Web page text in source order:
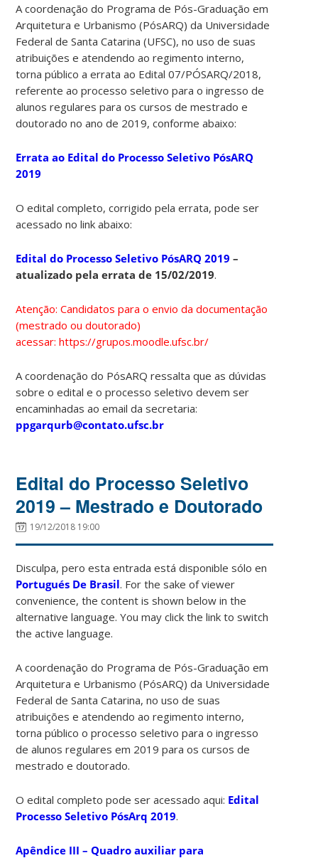
A coordenação do Programa de Pós-Graduação em
Arquitetura e Urbanismo (PósARQ) da Universidade
Federal de Santa Catarina (UFSC), no uso de suas
atribuições e atendendo ao regimento interno,
torna público a errata ao Edital 07/PÓSARQ/2018,
referente ao processo seletivo para o ingresso de
alunos regulares para os cursos de mestrado e
doutorado no ano de 2019, conforme abaixo:
Errata ao Edital do Processo Seletivo PósARQ
2019
O edital completo, corrigido pela errata, pode ser
acessado no link abaixo:
Edital do Processo Seletivo PósARQ 2019 –
atualizado pela errata de 15/02/2019.
Atenção: Candidatos para o envio da documentação
(mestrado ou doutorado)
acessar: https://grupos.moodle.ufsc.br/
A coordenação do PósARQ ressalta que as dúvidas
sobre o edital e o processo seletivo devem ser
encaminhadas ao email da secretaria:
ppgarqurb@contato.ufsc.br
Edital do Processo Seletivo
2019 – Mestrado e Doutorado
19/12/2018 19:00
Disculpa, pero esta entrada está disponible sólo en
Portugués De Brasil. For the sake of viewer
convenience, the content is shown below in the
alternative language. You may click the link to switch
the active language.
A coordenação do Programa de Pós-Graduação em
Arquitetura e Urbanismo (PósARQ) da Universidade
Federal de Santa Catarina, no uso de suas
atribuições e atendendo ao regimento interno,
torna público o processo seletivo para o ingresso
de alunos regulares em 2019 para os cursos de
mestrado e doutorado.
O edital completo pode ser acessado aqui: Edital
Processo Seletivo PósArq 2019.
Apêndice III – Quadro auxiliar para